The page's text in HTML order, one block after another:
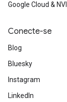
Google Cloud &
Conecte-se
Blog
Bluesky
Instagram
LinkedIn